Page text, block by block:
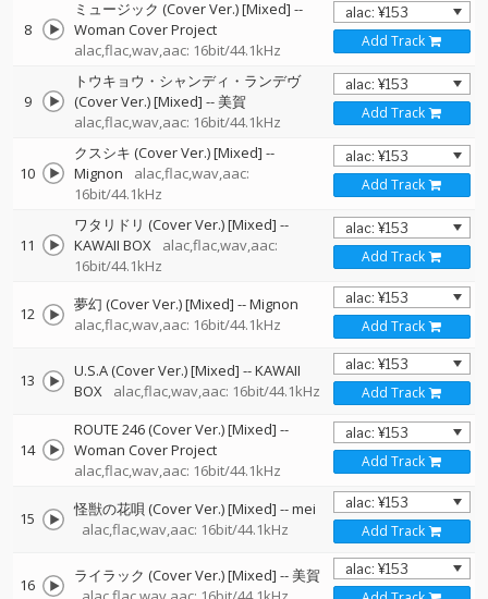
8
ミュージック (Cover Ver.) [Mixed] --
Woman Cover Project
alac,flac,wav,aac: 16bit/44.1kHz
Add Track
9
トウキョウ・シャンディ・ランデヴ
(Cover Ver.) [Mixed] --美賀
alac,flac,wav,aac: 16bit/44.1kHz
Add Track
10
クスシキ (Cover Ver.) [Mixed] --
Mignon
alac,flac,wav,aac:
16bit/44.1kHz
Add Track
11
ワタリドリ (Cover Ver.) [Mixed] --
KAWAII BOX
alac,flac,wav,aac:
16bit/44.1kHz
Add Track
12 夢幻 (Cover Ver.) [Mixed] --Mignon
alac,flac,wav,aac: 16bit/44.1kHz
Add Track
13 U.S.A (Cover Ver.) [Mixed] --KAWAII
BOX
alac,flac,wav,aac: 16bit/44.1kHz Add Track
14
ROUTE 246 (Cover Ver.) [Mixed] --
Woman Cover Project
alac,flac,wav,aac: 16bit/44.1kHz
Add Track
15 怪獣の花唄 (Cover Ver.) [Mixed] --mei
alac,flac,wav,aac: 16bit/44.1kHz
Add Track
16 ライラック (Cover Ver.) [Mixed] --美賀